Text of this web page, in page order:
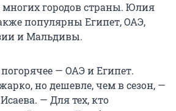
многих городов страны. Юлия
популярны Египет, ОАЭ,
и Мальдивы.
— ОАЭ и Египет.
но дешевле, чем в сезон, —
— Для тех, кто